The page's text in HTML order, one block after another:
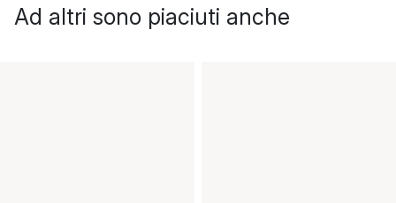
Ad altri sono piaciuti anche